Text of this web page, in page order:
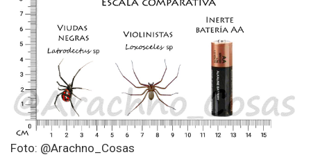
Foto: @Arachno_Cosas